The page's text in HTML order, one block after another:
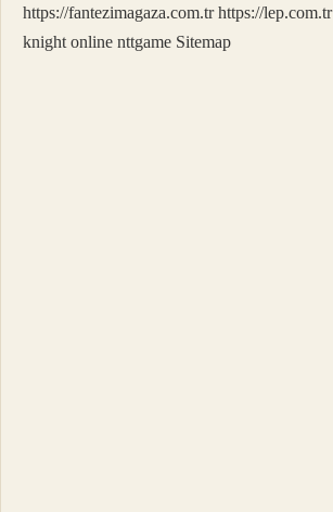
https://fantezimagaza.com.tr https://lep.com.tr
knight online nttgame Sitemap